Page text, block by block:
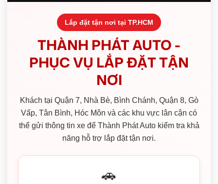
Lắp đặt tận nơi tại TP.HCM
THÀNH PHÁT AUTO -
PHỤC VỤ LẮP ĐẶT TẬN
NƠI
Khách tại Quận 7, Nhà Bè, Bình Chánh, Quận 8, Gò
Vấp, Tân Bình, Hóc Môn và các khu vực lân cận có
thể gửi thông tin xe để Thành Phát Auto kiểm tra khả
năng hỗ trợ lắp đặt tận nơi.
🚗